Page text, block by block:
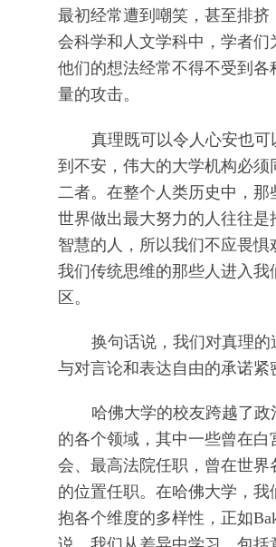
最初经常遭到嘲笑，甚至排挤
会科学和人文学科中，学者们
他们的想法经常不得不受到各
量的攻击。
真理既可以令人心安也可
到不安，伟大的大学机构必须
二者。在整个人类历史中，那
世界做出最大努力的人往往是
智慧的人，所以我们不应畏惧
我们传统思维的那些人进入我
区。
换句话说，我们对真理的
与对言论和表达自由的承诺紧
哈佛大学的校友跨越了政
的各个领域，其中一些曾在白
会、最高法院任职，曾在世界
的位置任职。在哈佛大学，我
抱各个维度的多样性，正如